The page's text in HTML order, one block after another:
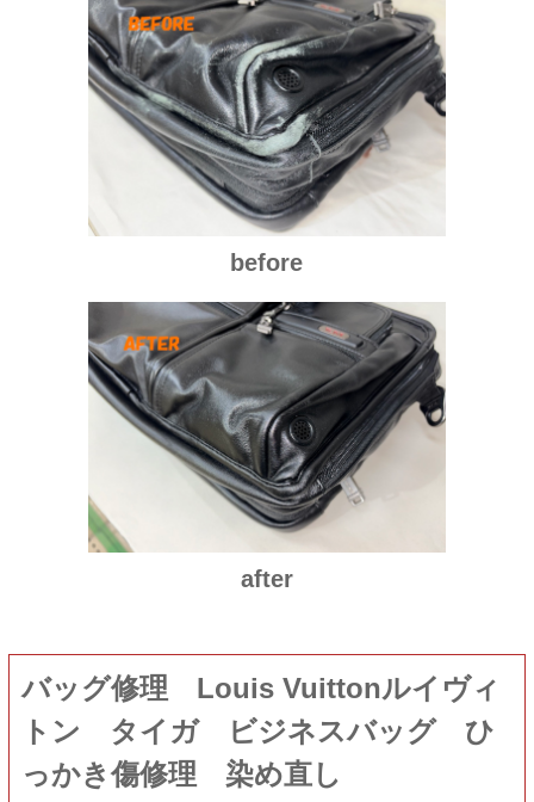
before
after
バッグ修理 Louis Vuittonルイヴィ
トン タイガ ビジネスバッグ ひ
っかき傷修理 染め直し